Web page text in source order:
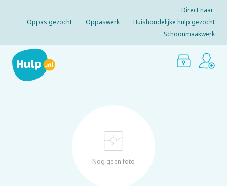
Direct naar:
Oppas gezocht
Oppaswerk
Huishoudelijke hulp gezocht
Schoonmaakwerk
Nog geen foto